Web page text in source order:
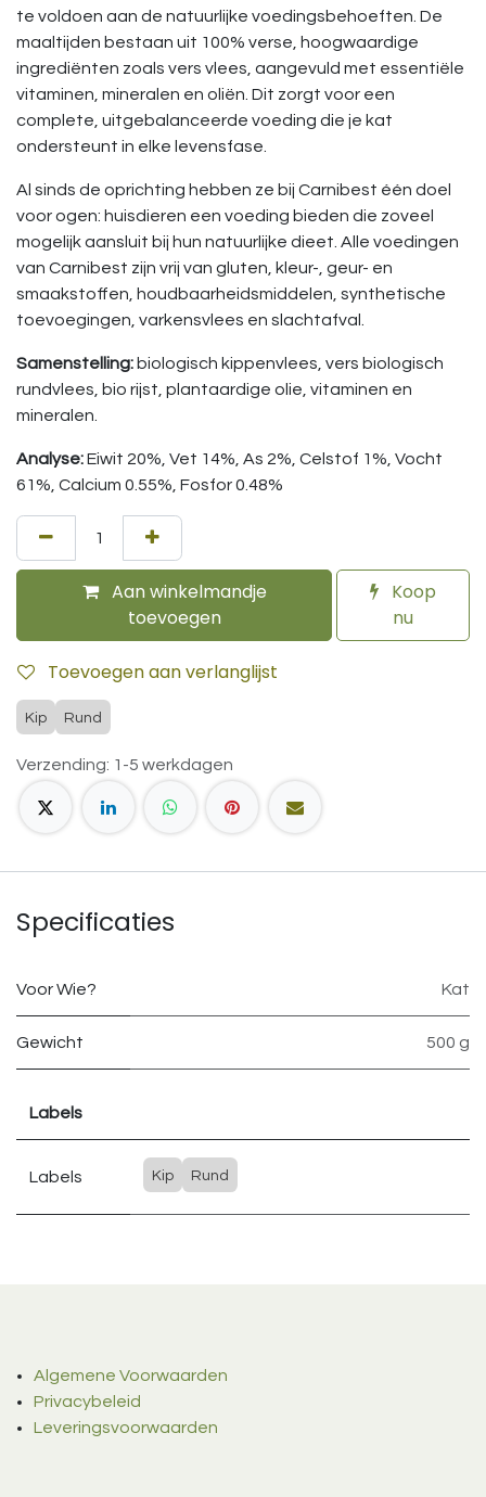
te voldoen aan de natuurlijke voedingsbehoeften. De
maaltijden bestaan uit 100% verse, hoogwaardige
ingrediënten zoals vers vlees, aangevuld met essentiële
vitaminen, mineralen en oliën. Dit zorgt voor een
complete, uitgebalanceerde voeding die je kat
ondersteunt in elke levensfase.
Al sinds de oprichting hebben ze bij Carnibest één doel
voor ogen: huisdieren een voeding bieden die zoveel
mogelijk aansluit bij hun natuurlijke dieet. Alle voedingen
van Carnibest zijn vrij van gluten, kleur-, geur- en
smaakstoffen, houdbaarheidsmiddelen, synthetische
toevoegingen, varkensvlees en slachtafval.
Samenstelling: biologisch kippenvlees, vers biologisch
rundvlees, bio rijst, plantaardige olie, vitaminen en
mineralen.
Analyse:Eiwit 20%, Vet 14%, As 2%, Celstof 1%, Vocht
61%, Calcium 0.55%, Fosfor 0.48%
Aan winkelmandje
toevoegen
Koop
nu
Toevoegen aan verlanglijst
Kip Rund
Verzending: 1-5 werkdagen
Specificaties
Voor Wie? Kat
Gewicht 500 g
Labels
Labels Kip Rund
Algemene Voorwaarden
Privacybeleid
Leveringsvoorwaarden